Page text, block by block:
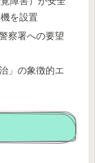
を設置
察署への要望
」の象徴的エ